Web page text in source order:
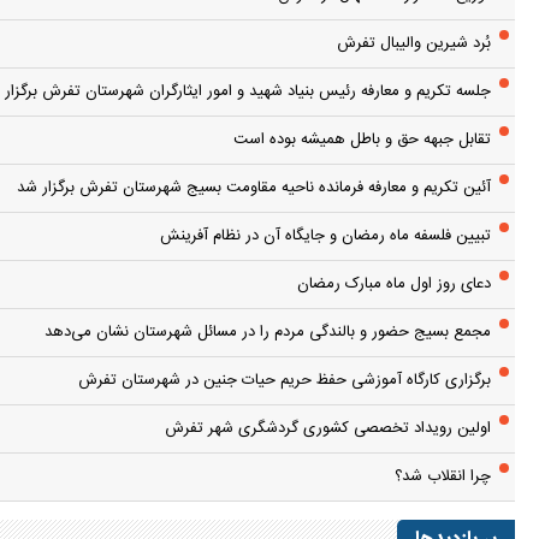
بُرد شیرین والیبال تفرش
جلسه تکریم و معارفه رئیس بنیاد شهید و امور ایثارگران شهرستان تفرش
تقابل جبهه حق و باطل همیشه بوده است
آئین تکریم و معارفه فرمانده ناحیه مقاومت بسیج شهرستان تفرش برگزار شد
تبیین فلسفه ماه رمضان و جایگاه آن در نظام آفرینش
دعای روز اول ماه مبارک رمضان
مجمع بسیج حضور و بالندگی مردم را در مسائل شهرستان نشان می‌دهد
برگزاری کارگاه آموزشی حفظ حریم حیات جنین در شهرستان تفرش
اولین رویداد تخصصی کشوری گردشگری شهر تفرش
چرا انقلاب شد؟